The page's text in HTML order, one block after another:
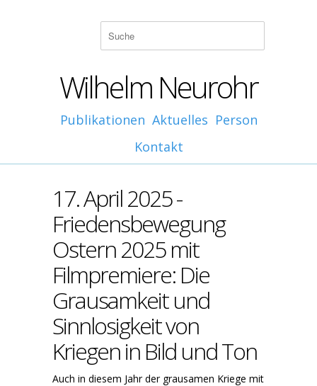
Wilhelm Neurohr
Publikationen Aktuelles Person
Kontakt
17. April 2025 -
Friedensbewegung
Ostern 2025 mit
Filmpremiere: Die
Grausamkeit und
Sinnlosigkeit von
Kriegen in Bild und Ton
Auch in diesem Jahr der grausamen Kriege mit